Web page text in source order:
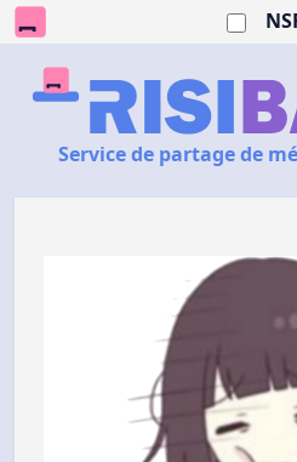
Service de partage de